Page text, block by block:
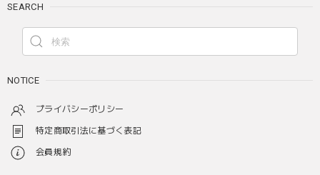
SEARCH
NOTICE
プライバシーポリシー
特定商取引法に基づく表記
会員規約